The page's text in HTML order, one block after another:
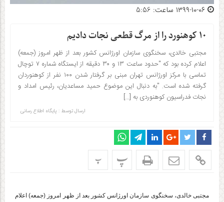
۱۰ کوهنورد را از مرگ قطعی نجات دادیم
مجتبی خالدی، سخنگوی سازمان اورژانس کشور بعد از ظهر امروز (جمعه)
اعلام کرده بود که "حدود ساعت ۱۳ و ۳۰ دقیقه از ایستگاه شماره ۷ توچال
تماسی با مرکز اورژانس تهران مبنی بر گرفتار شدن ۱۰۰ نفر از کوهنوردان
گرفته شده است. "به دنبال این موضوع حمید مساعدیان، رئیس امداد و
نجات فدراسیون کوهنوردی به […]
ارسال توسط : پایگاه اطلاع رسانی
پ پ
مجتبی خالدی، سخنگوی سازمان اورژانس کشور بعد از ظهر امروز (جمعه) اعلام